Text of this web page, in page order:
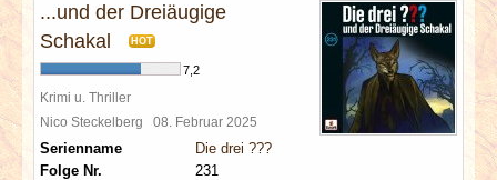
...und der Dreiäugige
Schakal
HOT
7,2
Krimi u. Thriller
Nico Steckelberg 08. Februar 2025
Serienname
Die drei ???
Folge Nr.
231